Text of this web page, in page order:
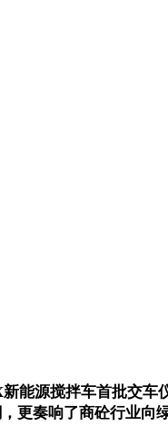
能源搅拌车首批交车
更奏响了商砼行业向